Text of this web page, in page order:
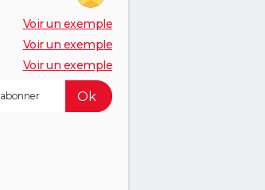
Voir un exemple
Voir un exemple
Voir un exemple